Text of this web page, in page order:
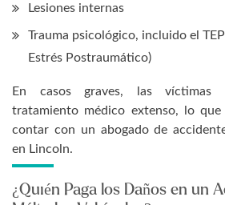
Lesiones internas
Trauma psicológico, incluido el
Estrés Postraumático)
En casos graves, las víctimas
tratamiento médico extenso, lo que
contar con un abogado de
en Lincoln.
¿Quién Paga los Daños en un